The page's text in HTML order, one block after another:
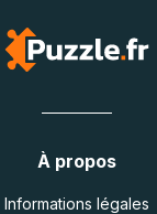
À propos
Informations légales